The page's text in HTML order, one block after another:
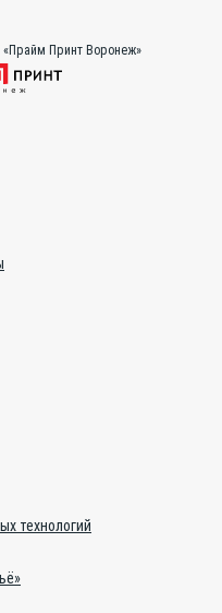
«Прайм Принт Воронеж»
технологий